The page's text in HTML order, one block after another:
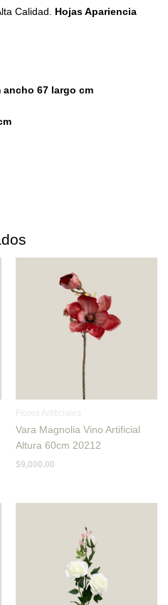
Calidad.
Hojas Apariencia
ancho 67 largo cm
Flores Artificiales
Vara Magnolia Vino Artificial
Altura 60cm 20212
$9,000.00